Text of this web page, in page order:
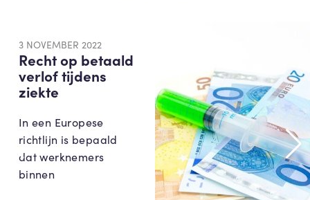
3 NOVEMBER 2022
Recht op betaald
verlof tijdens
ziekte
In een Europese
richtlijn is bepaald
dat werknemers
binnen